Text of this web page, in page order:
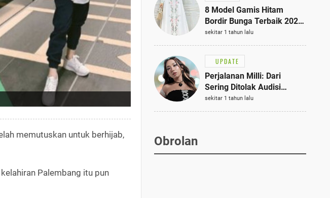
memutuskan untuk berhijab,
Palembang itu pun
8 Model Gamis Hitam
Bordir Bunga Terbaik 2025,
Stylish untuk Hangout
hingga Acara Semi-Formal
sekitar 1 tahun lalu
UPDATE
Perjalanan Milli: Dari
Sering Ditolak Audisi
hingga Menjadi Rapper Top
10 Thailand
sekitar 1 tahun lalu
Obrolan